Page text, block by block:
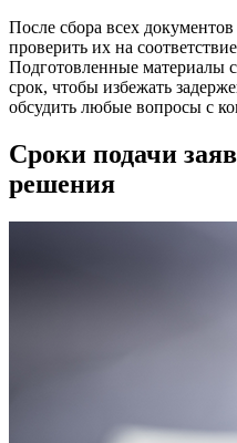
После сбора всех
проверить их на
Подготовленные материалы
срок, чтобы избежать
обсудить любые вопросы с
Сроки подачи
решения